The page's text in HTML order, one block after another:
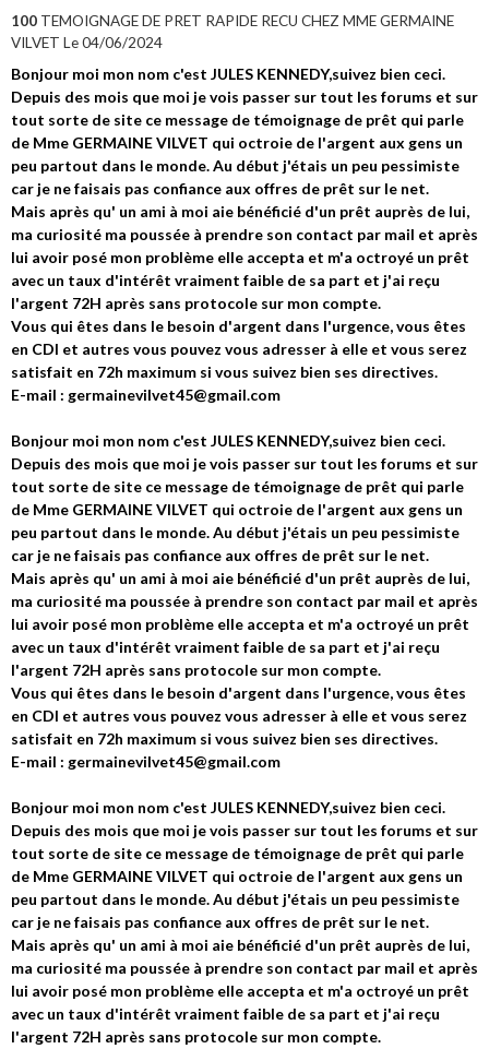
100 TEMOIGNAGE DE PRET RAPIDE RECU CHEZ MME GERMAINE
VILVET Le 04/06/2024
Bonjour moi mon nom c'est JULES KENNEDY,suivez bien ceci.
Depuis des mois que moi je vois passer sur tout les forums et sur
tout sorte de site ce message de témoignage de prêt qui parle
de Mme GERMAINE VILVET qui octroie de l'argent aux gens un
peu partout dans le monde. Au début j'étais un peu pessimiste
car je ne faisais pas confiance aux offres de prêt sur le net.
Mais après qu' un ami à moi aie bénéficié d'un prêt auprès de lui,
ma curiosité ma poussée à prendre son contact par mail et après
lui avoir posé mon problème elle accepta et m'a octroyé un prêt
avec un taux d'intérêt vraiment faible de sa part et j'ai reçu
l'argent 72H après sans protocole sur mon compte.
Vous qui êtes dans le besoin d'argent dans l'urgence, vous êtes
en CDI et autres vous pouvez vous adresser à elle et vous serez
satisfait en 72h maximum si vous suivez bien ses directives.
E-mail : germainevilvet45@gmail.com
Bonjour moi mon nom c'est JULES KENNEDY,suivez bien ceci.
Depuis des mois que moi je vois passer sur tout les forums et sur
tout sorte de site ce message de témoignage de prêt qui parle
de Mme GERMAINE VILVET qui octroie de l'argent aux gens un
peu partout dans le monde. Au début j'étais un peu pessimiste
car je ne faisais pas confiance aux offres de prêt sur le net.
Mais après qu' un ami à moi aie bénéficié d'un prêt auprès de lui,
ma curiosité ma poussée à prendre son contact par mail et après
lui avoir posé mon problème elle accepta et m'a octroyé un prêt
avec un taux d'intérêt vraiment faible de sa part et j'ai reçu
l'argent 72H après sans protocole sur mon compte.
Vous qui êtes dans le besoin d'argent dans l'urgence, vous êtes
en CDI et autres vous pouvez vous adresser à elle et vous serez
satisfait en 72h maximum si vous suivez bien ses directives.
E-mail : germainevilvet45@gmail.com
Bonjour moi mon nom c'est JULES KENNEDY,suivez bien ceci.
Depuis des mois que moi je vois passer sur tout les forums et sur
tout sorte de site ce message de témoignage de prêt qui parle
de Mme GERMAINE VILVET qui octroie de l'argent aux gens un
peu partout dans le monde. Au début j'étais un peu pessimiste
car je ne faisais pas confiance aux offres de prêt sur le net.
Mais après qu' un ami à moi aie bénéficié d'un prêt auprès de lui,
ma curiosité ma poussée à prendre son contact par mail et après
lui avoir posé mon problème elle accepta et m'a octroyé un prêt
avec un taux d'intérêt vraiment faible de sa part et j'ai reçu
l'argent 72H après sans protocole sur mon compte.